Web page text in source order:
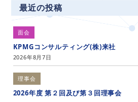
最近の投稿
面会
KPMGコンサルティング(株)来社
2026年8月7日
理事会
2026年度 第２回及び第３回理事会